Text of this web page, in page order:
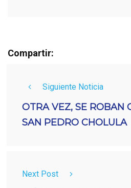
Compartir:
Siguiente Noticia
OTRA VEZ, SE ROBAN
SAN PEDRO CHOLULA
Next Post